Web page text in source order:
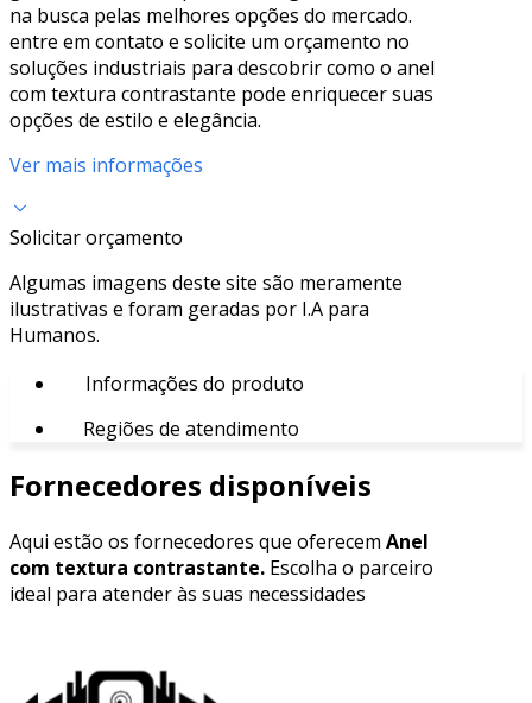
na busca pelas melhores opções do mercado.
entre em contato e solicite um orçamento no
soluções industriais para descobrir como o anel
com textura contrastante pode enriquecer suas
opções de estilo e elegância.
Ver mais informações
Solicitar orçamento
Algumas imagens deste site são meramente
ilustrativas e foram geradas por I.A para
Humanos.
Informações do produto
Regiões de atendimento
Fornecedores disponíveis
Aqui estão os fornecedores que oferecem Anel
com textura contrastante. Escolha o parceiro
ideal para atender às suas necessidades